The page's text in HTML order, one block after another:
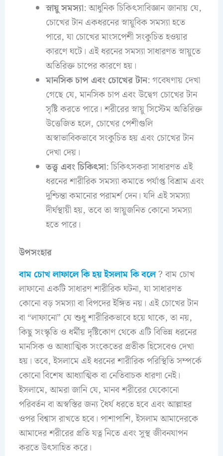
স্নায়ু সমস্যা: আধুনিক চিকিৎসাবিজ্ঞান জানায় যে,
চোখের টান একধরনের স্নায়ুবিক সমস্যা হতে
পারে, যা চোখের মাংসপেশী সংকুচিত হওয়ার
কারণে ঘটে। এই ধরনের সমস্যা সাধারণত স্নায়ুতে
অতিরিক্ত চাপের কারণে হয়।
মানসিক চাপ এবং চোখের টান: গবেষণায় দেখা
গেছে যে, মানসিক চাপ এবং উদ্বেগ চোখের টান
সৃষ্টি করতে পারে। শরীরের স্নায়ু সিস্টেম অতিরিক্ত
উত্তেজিত হলে, চোখের পেশীগুলি
অস্বাভাবিকভাবে সংকুচিত হয় এবং চোখের টান
দেখা দেয়।
তত্ত্ব এবং চিকিৎসা: চিকিৎসকরা সাধারণত এই
ধরনের শারীরিক সমস্যা কমাতে পর্যাপ্ত বিশ্রাম এবং
দুশ্চিন্তা কমানোর পরামর্শ দেন। যদি এই সমস্যা
দীর্ঘস্থায়ী হয়, তবে তা স্নায়ুজনিত কোনো সমস্যা
হতে পারে।
উপসংহার
বাম চোখ লাফালে কি হয় ইসলাম কি বলে? বাম চোখ
লাফানো একটি সাধারণ শারীরিক ঘটনা, যা সাধারণত
কোনো বড় সমস্যা বা বিপদের ইঙ্গিত নয়। এই চোখের টান
বা “লাফানো” যে শুধু শারীরিকভাবে হয়ে থাকে, তা নয়,
কিছু সংস্কৃতি ও ধর্মীয় দৃষ্টিকোণ থেকে এটি বিভিন্ন ধরনের
মানসিক ও আধ্যাত্মিক সংকেতের প্রতীক হিসেবেও দেখা
হয়। তবে, ইসলামে এই ধরনের শারীরিক পরিস্থিতি সম্পর্কে
কোনো বিশেষ আধ্যাত্মিক বা নেতিবাচক ধারণা নেই।
ইসলামে, আমরা জানি যে, মানব শরীরের যেকোনো
পরিবর্তন বা অস্বস্তির জন্য ধৈর্য ধরতে হবে এবং আল্লাহর
ওপর বিশ্বাস রাখতে হবে। পাশাপাশি, ইসলাম আমাদেরকে
আমাদের শরীরের প্রতি যত্ন নিতে এবং সুস্থ জীবনযাপন
করতে উৎসাহিত করে।